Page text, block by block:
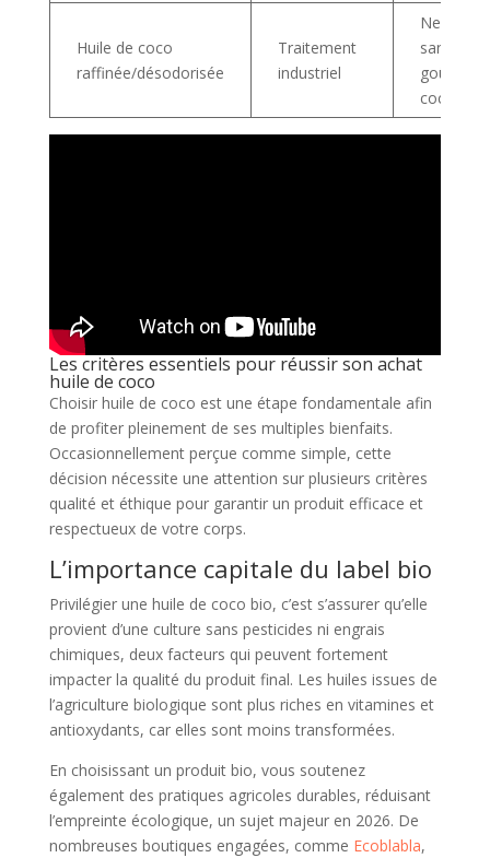
Huile de coco
raffinée/désodorisée
Traitement
industriel
Neutre,
sans
goût de
coco
Les critères essentiels pour réussir son achat
huile de coco
Choisir huile de coco est une étape fondamentale afin
de profiter pleinement de ses multiples bienfaits.
Occasionnellement perçue comme simple, cette
décision nécessite une attention sur plusieurs critères
qualité et éthique pour garantir un produit efficace et
respectueux de votre corps.
L’importance capitale du label bio
Privilégier une huile de coco bio, c’est s’assurer qu’elle
provient d’une culture sans pesticides ni engrais
chimiques, deux facteurs qui peuvent fortement
impacter la qualité du produit final. Les huiles issues de
l’agriculture biologique sont plus riches en vitamines et
antioxydants, car elles sont moins transformées.
En choisissant un produit bio, vous soutenez
également des pratiques agricoles durables, réduisant
l’empreinte écologique, un sujet majeur en 2026. De
nombreuses boutiques engagées, comme Ecoblabla,